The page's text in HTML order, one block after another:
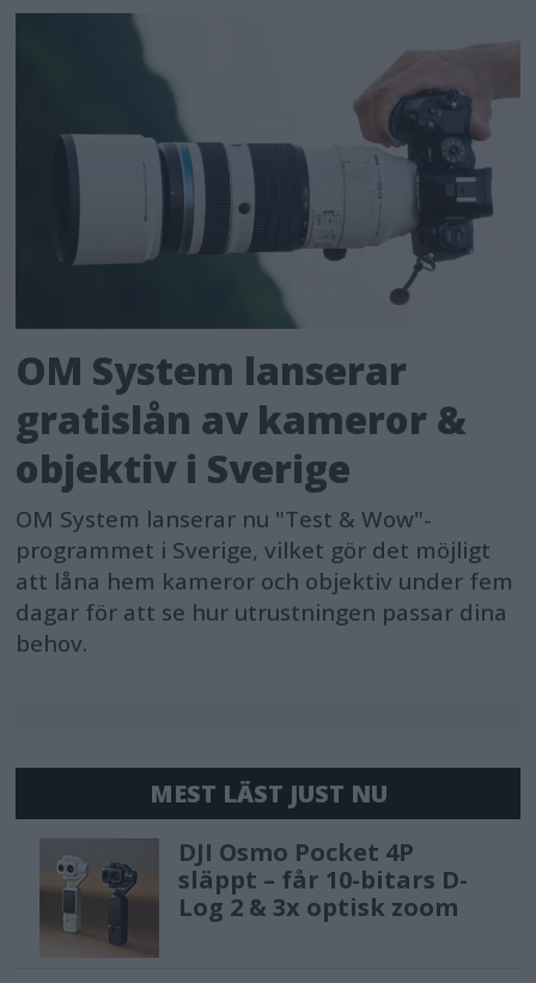
OM System lanserar
gratislån av kameror &
objektiv i Sverige
OM System lanserar nu "Test & Wow"-
programmet i Sverige, vilket gör det möjligt
att låna hem kameror och objektiv under fem
dagar för att se hur utrustningen passar dina
behov.
MEST LÄST JUST NU
DJI Osmo Pocket 4P
släppt – får 10-bitars D-
Log 2 & 3x optisk zoom